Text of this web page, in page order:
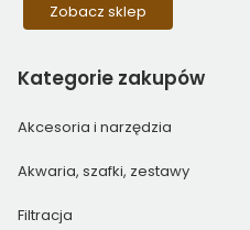
Zobacz sklep
Kategorie zakupów
Akcesoria i narzędzia
Akwaria, szafki, zestawy
Filtracja